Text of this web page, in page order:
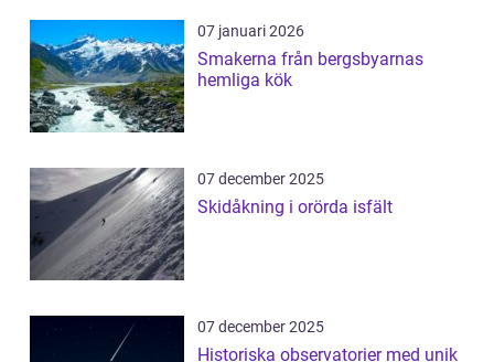
07 januari 2026
Smakerna från bergsbyarnas
hemliga kök
07 december 2025
Skidåkning i orörda isfält
07 december 2025
Historiska observatorier med unik